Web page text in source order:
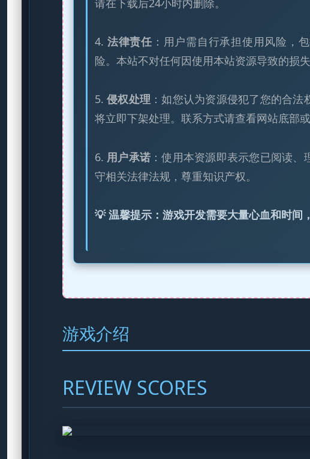
4. 法律责任 ：用户需自行承担使用风险，
险。本站不对任何因使用本站资源导致的损失
5.侵权处理 ：如您认为资源侵犯了您的合
将立即下架处理。联系方式请查看网站底部或
6. 用户承诺 ：使用本资源即表示您已阅读
守相关法律法规，尊重知识产权。
💡 温馨提示：游戏开发需要大量心血和时间
游戏介绍
REVIEW SCORES